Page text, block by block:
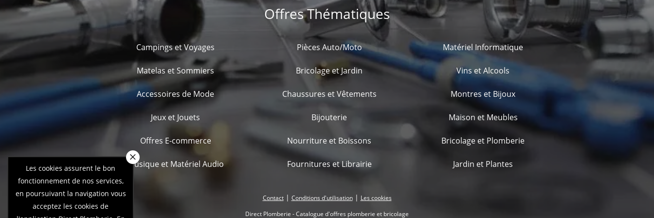
Offres Thématiques
Campings et Voyages Pièces Auto/Moto Matériel Informatique
Matelas et Sommiers Bricolage et Jardin Vins et Alcools
Accessoires de Mode Chaussures et Vêtements Montres et Bijoux
Jeux et Jouets Bijouterie Maison et Meubles
Offres E-commerce Nourriture et Boissons Bricolage et Plomberie
Musique et Matériel Audio Fournitures et Librairie Jardin et Plantes
Contact| Conditions d'utilisation| Les cookies
Direct Plomberie - Catalogue d'offres plomberie et bricolage
Les cookies assurent le bon
fonctionnement de nos services,
en poursuivant la navigation vous
acceptez les cookies de
×